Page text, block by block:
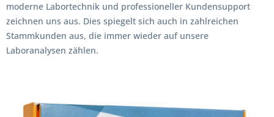
moderne Labortechnik und professioneller Kundensupport
zeichnen uns aus. Dies spiegelt sich auch in zahlreichen
Stammkunden aus, die immer wieder auf unsere
Laboranalysen zählen.